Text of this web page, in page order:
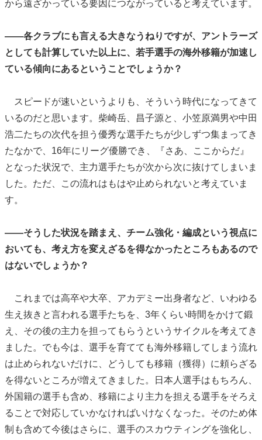
から遠ざかっている要因につながっていると考えています。
――各クラブにも言える大きなうねりですが、アントラーズ
としても計算していた以上に、若手選手の海外移籍が加速し
ている傾向にあるということでしょうか？
スピードが速いというよりも、そういう時代になってきて
いるのだと思います。柴崎岳、昌子源と、小笠原満男や中田
浩二たちの次代を担う優秀な選手たちが少しずつ集まってき
たなかで、16年にリーグ優勝でき、『さあ、ここからだ』
となった状況で、主力選手たちが次から次に抜けてしまいま
した。ただ、この流れはもはや止められないと考えていま
す。
――そうした状況を踏まえ、チーム強化・編成という視点に
おいても、考え方を変えざるを得なかったところもあるので
はないでしょうか？
これまでは高卒や大卒、アカデミー出身者など、いわゆる
生え抜きと言われる選手たちを、3年くらい時間をかけて鍛
え、その後の主力を担ってもらうというサイクルを考えてき
ました。でも今は、選手を育てても海外移籍してしまう流れ
は止められないだけに、どうしても移籍（獲得）に頼らざる
を得ないところが増えてきました。日本人選手はもちろん、
外国籍の選手も含め、移籍により主力を担える選手をそろえ
ることで対応していかなければいけなくなった。そのため体
制も含めて今後はさらに、選手のスカウティングを強化し、